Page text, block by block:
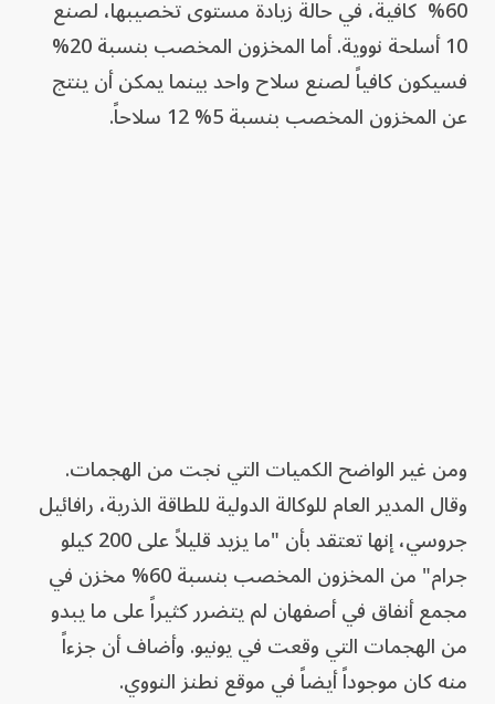
60% كافية، في حالة زيادة مستوى تخصيبها، لصنع
10 أسلحة نووية. أما المخزون المخصب بنسبة 20%
فسيكون كافياً لصنع سلاح واحد بينما يمكن أن ينتج
عن المخزون المخصب بنسبة 5% 12 سلاحاً.
ومن غير الواضح الكميات التي نجت من الهجمات.
وقال المدير ‌العام للوكالة الدولية للطاقة الذرية، رافائيل
جروسي، إنها تعتقد بأن "ما يزيد قليلاً على 200 كيلو
جرام" من المخزون المخصب بنسبة 60% مخزن في
مجمع أنفاق في أصفهان لم يتضرر كثيراً على ما يبدو
من الهجمات التي وقعت في يونيو. وأضاف أن جزءاً
منه كان موجوداً أيضاً في موقع نطنز النووي.